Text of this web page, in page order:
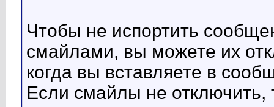
Чтобы не испортить
смайлами, вы можете их
когда вы вставляете в
Если смайлы не отключить,